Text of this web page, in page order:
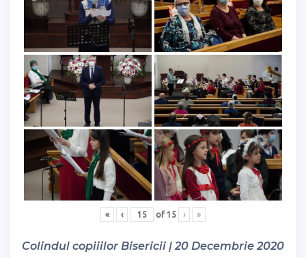
« ‹ of 15 › »
Colindul copiiilor Bisericii | 20 Decembrie 2020